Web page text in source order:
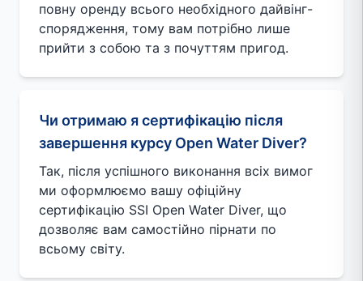
повну оренду всього необхідного дайвінг-
спорядження, тому вам потрібно лише
прийти з собою та з почуттям пригод.
Чи отримаю я сертифікацію після
завершення курсу Open Water Diver?
Так, після успішного виконання всіх вимог
ми оформлюємо вашу офіційну
сертифікацію SSI Open Water Diver, що
дозволяє вам самостійно пірнати по
всьому світу.